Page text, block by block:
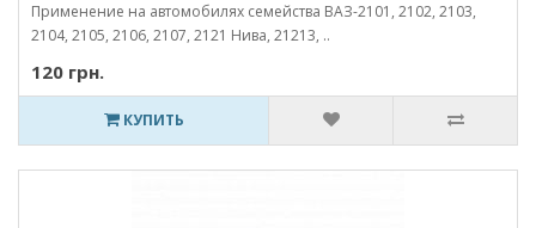
Применение на автомобилях семейства ВАЗ-2101, 2102, 2103,
2104, 2105, 2106, 2107, 2121 Нива, 21213, ..
120 грн.
КУПИТЬ